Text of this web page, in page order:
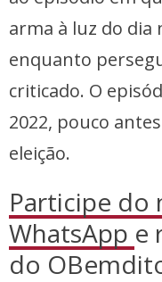
arma à luz do dia
enquanto
criticado. O
2022, pouco
eleição.
Participe do
WhatsApp e
do